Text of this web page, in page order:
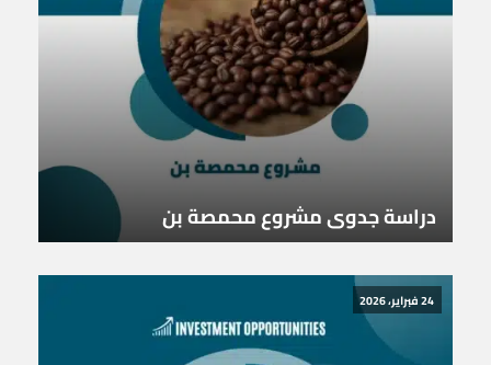
دراسة جدوى مشروع محمصة بن
24 فبراير، 2026